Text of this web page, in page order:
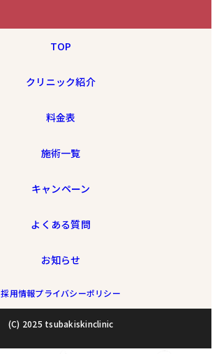
TOP
クリニック紹介
料金表
施術一覧
キャンペーン
よくある質問
お知らせ
採用情報プライバシーポリシー
(C) 2025 tsubakiskinclinic